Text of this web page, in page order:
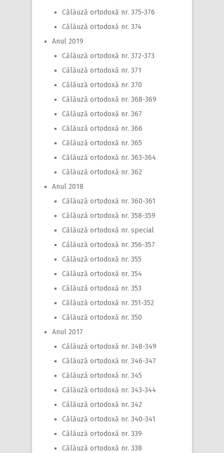
Călăuză ortodoxă nr. 375-376
Călăuză ortodoxă nr. 374
Anul 2019
Călăuză ortodoxă nr. 372-373
Călăuză ortodoxă nr. 371
Călăuză ortodoxă nr. 370
Călăuză ortodoxă nr. 368-369
Călăuză ortodoxă nr. 367
Călăuză ortodoxă nr. 366
Călăuză ortodoxă nr. 365
Călăuză ortodoxă nr. 363-364
Călăuză ortodoxă nr. 362
Anul 2018
Călăuză ortodoxă nr. 360-361
Călăuză ortodoxă nr. 358-359
Călăuză ortodoxă nr. special
Călăuză ortodoxă nr. 356-357
Călăuză ortodoxă nr. 355
Călăuză ortodoxă nr. 354
Călăuză ortodoxă nr. 353
Călăuză ortodoxă nr. 351-352
Călăuză ortodoxă nr. 350
Anul 2017
Călăuză ortodoxă nr. 348-349
Călăuză ortodoxă nr. 346-347
Călăuză ortodoxă nr. 345
Călăuză ortodoxă nr. 343-344
Călăuză ortodoxă nr. 342
Călăuză ortodoxă nr. 340-341
Călăuză ortodoxă nr. 339
Călăuză ortodoxă nr. 338